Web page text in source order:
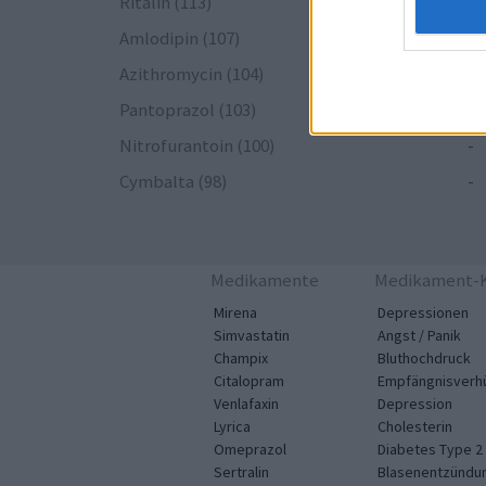
Amlodipin (107)
-
Azithromycin (104)
Pantoprazol (103)
Nitrofurantoin (100)
-
Cymbalta (98)
-
Medikamente
Mirena
Simvastatin
Champix
Citalopram
Venlafaxin
Lyrica
Omeprazol
Sertralin
Medikament-
Depressionen
Angst / Panik
Bluthochdruck
Depression
Cholesterin
Diabetes Type 2